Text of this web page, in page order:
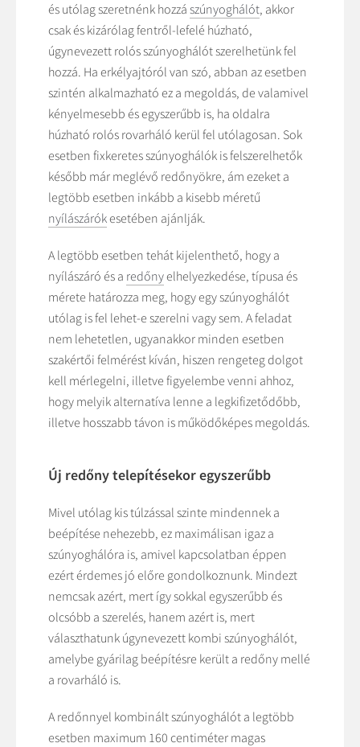
és utólag szeretnénk hozzá szúnyoghálót, akkor
csak és kizárólag fentről-lefelé húzható,
úgynevezett rolós szúnyoghálót szerelhetünk fel
hozzá. Ha erkélyajtóról van szó, abban az esetben
szintén alkalmazható ez a megoldás, de valamivel
kényelmesebb és egyszerűbb is, ha oldalra
húzható rolós rovarháló kerül fel utólagosan. Sok
esetben fixkeretes szúnyoghálók is felszerelhetők
később már meglévő redőnyökre, ám ezeket a
legtöbb esetben inkább a kisebb méretű
nyílászárókesetében ajánlják.
A legtöbb esetben tehát kijelenthető, hogy a
nyílászáró és a redőnyelhelyezkedése, típusa és
mérete határozza meg, hogy egy szúnyoghálót
utólag is fel lehet-e szerelni vagy sem. A feladat
nem lehetetlen, ugyanakkor minden esetben
szakértői felmérést kíván, hiszen rengeteg dolgot
kell mérlegelni, illetve figyelembe venni ahhoz,
hogy melyik alternatíva lenne a legkifizetődőbb,
illetve hosszabb távon is működőképes megoldás.
Új redőny telepítésekor egyszerűbb
Mivel utólag kis túlzással szinte mindennek a
beépítése nehezebb, ez maximálisan igaz a
szúnyoghálóra is, amivel kapcsolatban éppen
ezért érdemes jó előre gondolkoznunk. Mindezt
nemcsak azért, mert így sokkal egyszerűbb és
olcsóbb a szerelés, hanem azért is, mert
választhatunk úgynevezett kombi szúnyoghálót,
amelybe gyárilag beépítésre került a redőny mellé
a rovarháló is.
A redőnnyel kombinált szúnyoghálót a legtöbb
esetben maximum 160 centiméter magas